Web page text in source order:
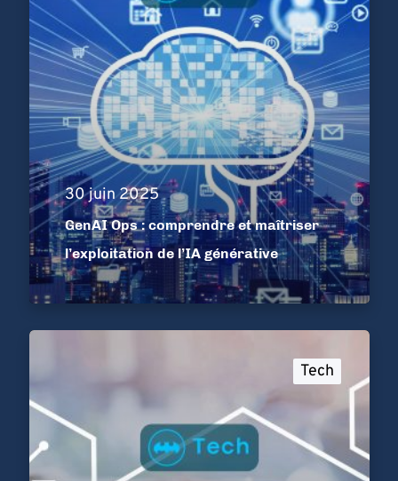
30 juin 2025
GenAI Ops : comprendre et maîtriser
l’exploitation de l’IA générative
Tech